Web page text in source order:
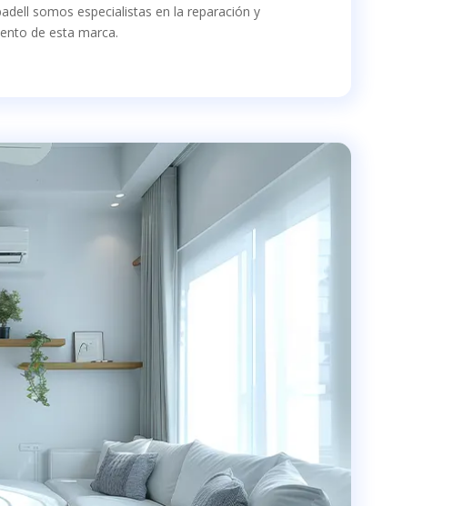
somos especialistas en la reparación y
de esta marca.